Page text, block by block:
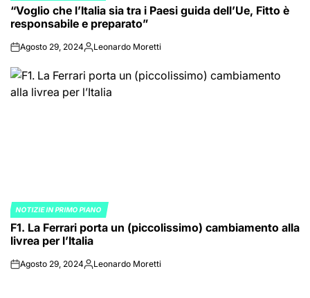
IN
“Voglio che l’Italia sia tra i Paesi guida dell’Ue, Fitto è
responsabile e preparato”
onAgosto 29, 2024Posted
Leonardo Moretti
POSTED
IN
NOTIZIE IN PRIMO PIANO
F1. La Ferrari porta un (piccolissimo) cambiamento alla
livrea per l’Italia
onAgosto 29, 2024Posted
Leonardo Moretti